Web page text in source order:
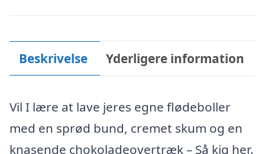
Beskrivelse Yderligere information
Vil I lære at lave jeres egne flødeboller
med en sprød bund, cremet skum og en
knasende chokoladeovertræk – Så kig her.